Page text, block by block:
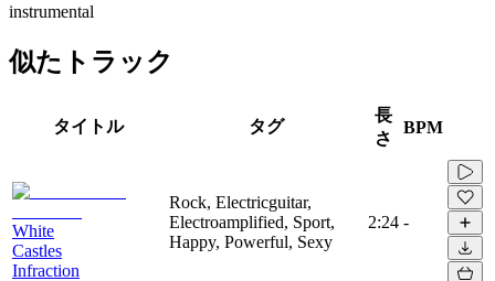
instrumental
似たトラック
タイトル タグ
長
さ
BPM
White
Castles
Infraction
Rock, Electricguitar,
Electroamplified, Sport,
Happy, Powerful, Sexy
2:24 -